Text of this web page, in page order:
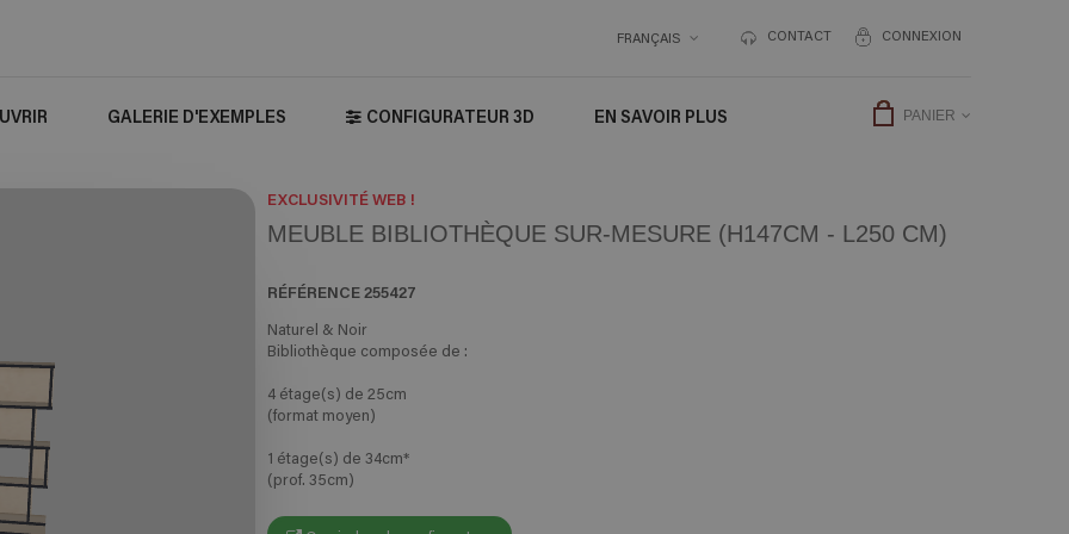
CONNEXION
CONTACT
FRANÇAIS
PANIER
GALERIE D'EXEMPLES CONFIGURATEUR 3D EN SAVOIR PLUS
EXCLUSIVITÉ WEB !
MEUBLE BIBLIOTHÈQUE SUR-MESURE (H147CM - L250 CM)
RÉFÉRENCE255427
Naturel & Noir
Bibliothèque composée de :
4 étage(s) de 25cm
(format moyen)
1 étage(s) de 34cm*
(prof. 35cm)